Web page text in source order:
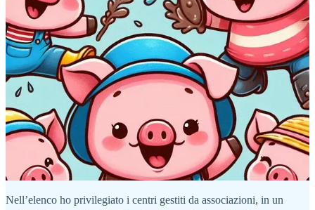
Nell’elenco ho privilegiato i centri gestiti da associazioni, in un